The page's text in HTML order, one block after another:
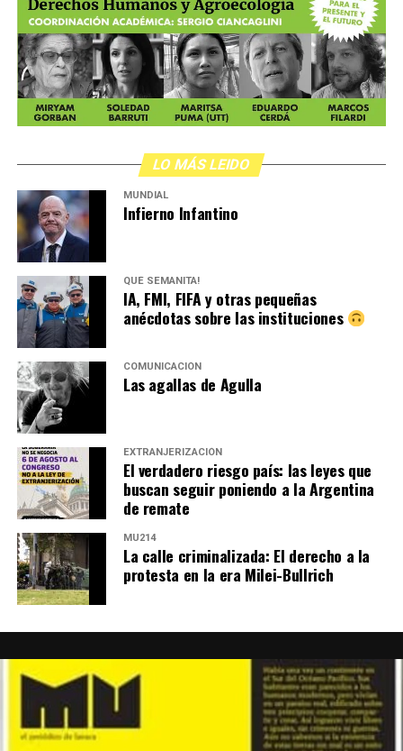
LO MÁS LEIDO
MUNDIAL
Infierno Infantino
QUÉ SEMANITA!
IA, FMI, FIFA y otras pequeñas
anécdotas sobre las instituciones
COMUNICACIÓN
Las agallas de Agulla
EXTRANJERIZACIÓN
El verdadero riesgo país: las leyes que
buscan seguir poniendo a la Argentina
de remate
MU214
La calle criminalizada: El derecho a la
protesta en la era Milei-Bullrich